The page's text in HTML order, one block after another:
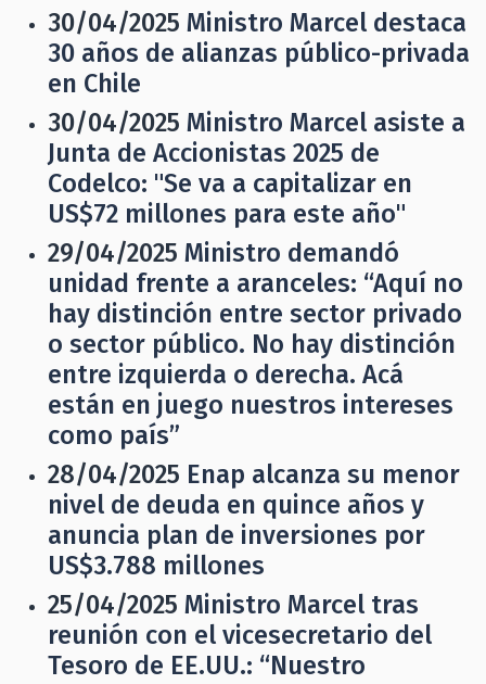
30/04/2025 Ministro Marcel destaca
30 años de alianzas público-privada
en Chile
30/04/2025 Ministro Marcel asiste a
Junta de Accionistas 2025 de
Codelco: "Se va a capitalizar en
US$72 millones para este año"
29/04/2025 Ministro demandó
unidad frente a aranceles: “Aquí no
hay distinción entre sector privado
o sector público. No hay distinción
entre izquierda o derecha. Acá
están en juego nuestros intereses
como país”
28/04/2025 Enap alcanza su menor
nivel de deuda en quince años y
anuncia plan de inversiones por
US$3.788 millones
25/04/2025 Ministro Marcel tras
reunión con el vicesecretario del
Tesoro de EE.UU.: “Nuestro